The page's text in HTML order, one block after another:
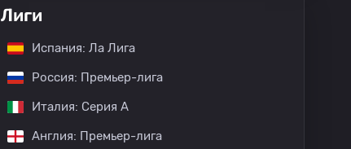
Лиги
Испания: Ла Лига
Россия: Премьер-лига
Италия: Серия А
Англия: Премьер-лига